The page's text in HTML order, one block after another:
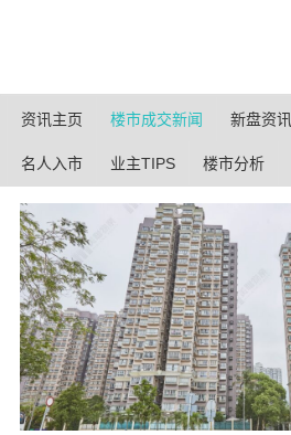
资讯主页 楼市成交新闻 新盘资讯
名人入市 业主TIPS 楼市分析